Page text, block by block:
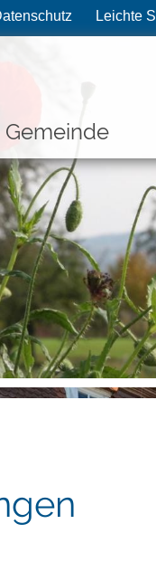
Leichte
Gemeinde